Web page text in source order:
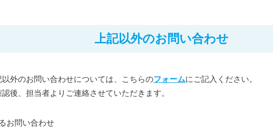
上記以外のお問い合わせ
外のお問い合わせについては、こちらのフォームにご記入ください。
後、担当者よりご連絡させていただきます。
お問い合わせ